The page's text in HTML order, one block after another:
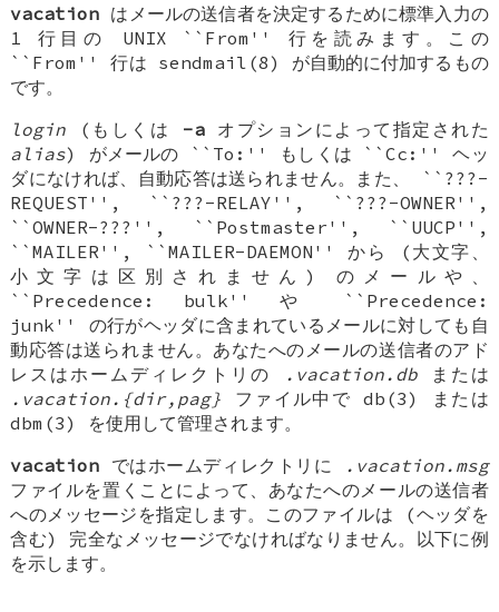
vacation はメールの送信者を決定するために標準入力の
1 行目の UNIX ``From'' 行を読みます。この
``From'' 行は sendmail(8) が自動的に付加するもの
です。
login (もしくは -aオプションによって指定された
alias) がメールの ``To:'' もしくは ``Cc:'' ヘッ
ダになければ、自動応答は送られません。また、 ``???-
REQUEST'', ``???-RELAY'', ``???-OWNER'',
``OWNER-???'', ``Postmaster'', ``UUCP'',
``MAILER'', ``MAILER-DAEMON'' から (大文字、
小文字は区別されません) のメールや、
``Precedence: bulk'' や ``Precedence:
junk'' の行がヘッダに含まれているメールに対しても自
動応答は送られません。あなたへのメールの送信者のアド
レスはホームディレクトリの
.vacation.dbまたは
.vacation.{dir,pag} ファイル中で db(3) または
dbm(3) を使用して管理されます。
vacation ではホームディレクトリに
.vacation.msg
ファイルを置くことによって、あなたへのメールの送信者
へのメッセージを指定します。このファイルは (ヘッダを
含む) 完全なメッセージでなければなりません。以下に例
を示します。